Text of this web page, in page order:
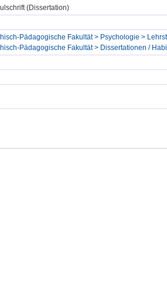
(Dissertation)
Pädagogische Fakultät > Psychologie >
Pädagogische Fakultät > Dissertationen /